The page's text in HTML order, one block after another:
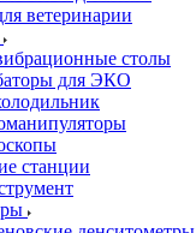
ветеринарии
столы
для ЭКО
станции